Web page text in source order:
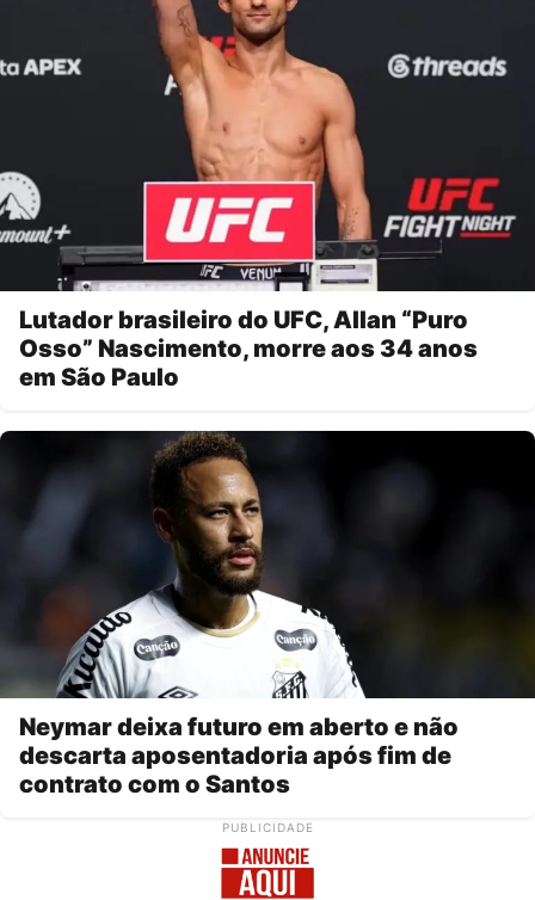
Lutador brasileiro do UFC, Allan “Puro
Osso” Nascimento, morre aos 34 anos
em São Paulo
Neymar deixa futuro em aberto e não
descarta aposentadoria após fim de
contrato com o Santos
PUBLICIDADE